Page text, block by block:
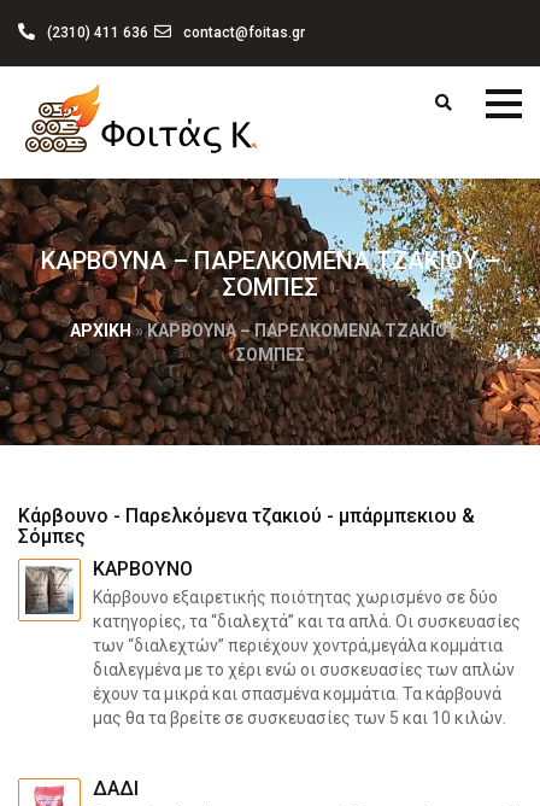
(2310) 411 636 contact@foitas.gr
ΚΆΡΒΟΥΝΑ – ΠΑΡΕΛΚΌΜΕΝΑ ΤΖΑΚΙΟΎ –
ΣΌΜΠΕΣ
ΑΡΧΙΚΉ» ΚΆΡΒΟΥΝΑ – ΠΑΡΕΛΚΌΜΕΝΑ ΤΖΑΚΙΟΎ –
ΣΌΜΠΕΣ
Κάρβουνο - Παρελκόμενα τζακιού - μπάρμπεκιου &
Σόμπες
ΚΆΡΒΟΥΝΟ
Κάρβουνο εξαιρετικής ποιότητας χωρισμένο σε δύο
κατηγορίες, τα “διαλεχτά” και τα απλά. Οι συσκευασίες
των “διαλεχτών” περιέχουν χοντρά,μεγάλα κομμάτια
διαλεγμένα με το χέρι ενώ οι συσκευασίες των απλών
έχουν τα μικρά και σπασμένα κομμάτια. Τα κάρβουνά
μας θα τα βρείτε σε συσκευασίες των 5 και 10 κιλών.
ΔΑΔΊ